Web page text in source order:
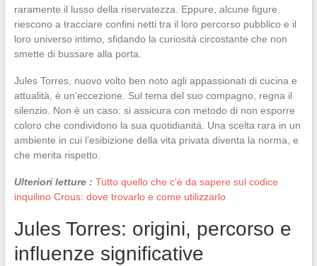
raramente il lusso della riservatezza. Eppure, alcune figure
riescono a tracciare confini netti tra il loro percorso pubblico e il
loro universo intimo, sfidando la curiosità circostante che non
smette di bussare alla porta.
Jules Torres, nuovo volto ben noto agli appassionati di cucina e
attualità, è un’eccezione. Sul tema del suo compagno, regna il
silenzio. Non è un caso: si assicura con metodo di non esporre
coloro che condividono la sua quotidianità. Una scelta rara in un
ambiente in cui l’esibizione della vita privata diventa la norma, e
che merita rispetto.
Ulteriori letture : Tutto quello che c'è da sapere sul codice
inquilino Crous: dove trovarlo e come utilizzarlo
Jules Torres: origini, percorso e
influenze significative